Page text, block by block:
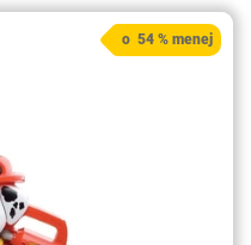
o 54 % menej